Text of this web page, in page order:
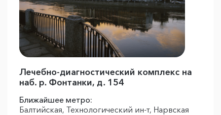
Лечебно-диагностический комплекс на
наб. р. Фонтанки, д. 154
Ближайшее метро:
Балтийская, Технологический ин-т, Нарвская